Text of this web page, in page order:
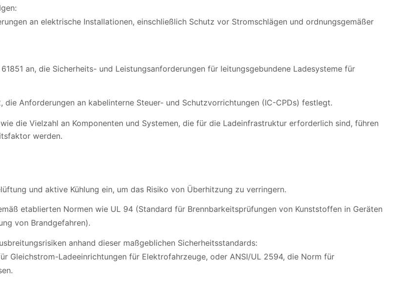
an elektrische Installationen, einschließlich Schutz vor Stromschlägen und ordnungsgemäßer
an, die Sicherheits- und Leistungsanforderungen für leitungsgebundene Ladesysteme für
Anforderungen an kabelinterne Steuer- und Schutzvorrichtungen (IC-CPDs) festlegt.
die Vielzahl an Komponenten und Systemen, die für die Ladeinfrastruktur erforderlich sind, führen
werden.
und aktive Kühlung ein, um das Risiko von Überhitzung zu verringern.
etablierten Normen wie UL 94 (Standard für Brennbarkeitsprüfungen von Kunststoffen in Geräten
von Brandgefahren).
anhand dieser maßgeblichen Sicherheitsstandards:
Gleichstrom-Ladeeinrichtungen für Elektrofahrzeuge, oder ANSI/UL 2594, die Norm für